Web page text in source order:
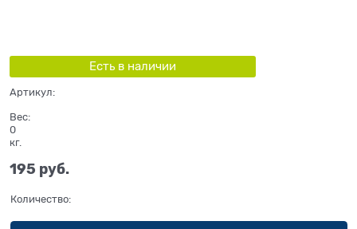
Есть в наличии
Артикул:
Вес:
0
кг.
195 руб.
Количество: